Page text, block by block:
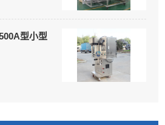
型小型